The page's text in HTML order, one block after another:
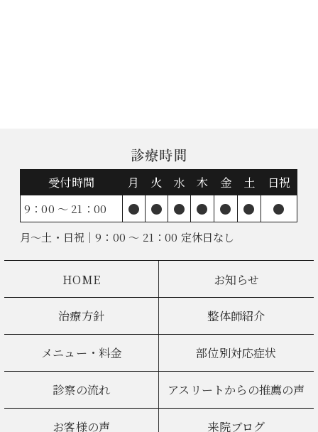
診療時間
受付時間 月 火 水 木 金 土 日祝
9：00 ～ 21：00 ● ● ● ● ● ● ●
月～土・日祝｜9：00 ～ 21：00 定休日なし
HOME お知らせ
治療方針 整体師紹介
メニュー・料金 部位別対応症状
診察の流れ アスリートからの推薦の声
お客様の声 来院ブログ